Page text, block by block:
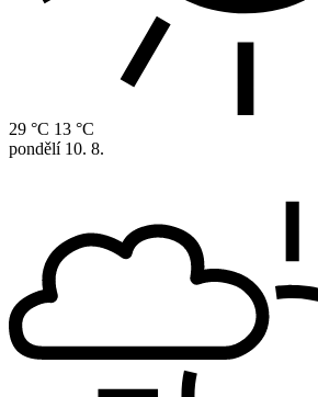
29 °C 13 °C
pondělí 10. 8.